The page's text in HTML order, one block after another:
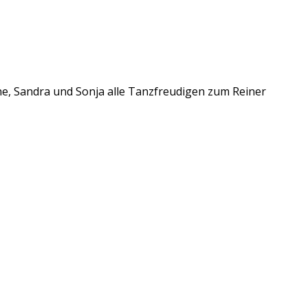
Sandra und Sonja alle Tanzfreudigen zum Reiner